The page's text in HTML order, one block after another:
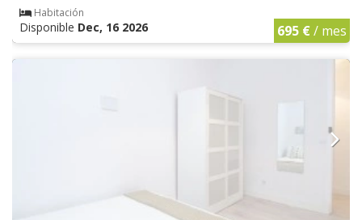
Habitación
Disponible Dec, 16 2026 695 €/ mes